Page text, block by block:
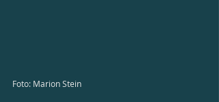
Foto: Marion Stein